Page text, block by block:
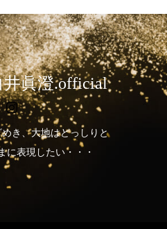
眞澄.official
き、大地はどっしりと
に表現したい・・・